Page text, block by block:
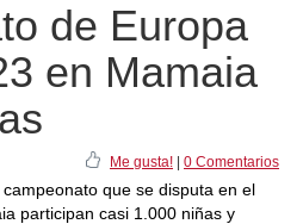
de Europa
en Mamaia
Me gusta! 0 Comentarios
que se disputa en el
participan casi 1.000 niñas y